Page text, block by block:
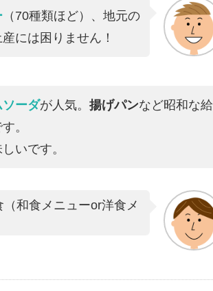
（70種類ほど）、地元の
には困りません！
ーダが人気。 揚げパンなど昭和な給
。
いです。
和食メニューor洋食メ